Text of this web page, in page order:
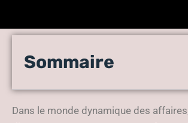
ERP sur mesure :
réussie
Sommaire
Dans le monde dynamique des